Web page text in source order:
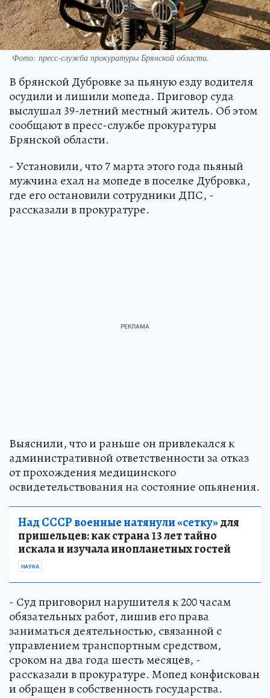
Фото: пресс-служба прокуратуры Брянской области.
В брянской Дубровке за пьяную езду водителя
осудили и лишили мопеда. Приговор суда
выслушал 39-летний местный житель. Об этом
сообщают в пресс-службе прокуратуры
Брянской области.
- Установили, что 7 марта этого года пьяный
мужчина ехал на мопеде в поселке Дубровка,
где его остановили сотрудники ДПС, -
рассказали в прокуратуре.
Выяснили, что и раньше он привлекался к
административной ответственности за отказ
от прохождения медицинского
освидетельствования на состояние опьянения.
Над СССР военные натянули «сетку»для
пришельцев: как страна 13 лет тайно
искала и изучала инопланетных гостей
НАУКА
- Суд приговорил нарушителя к 200 часам
обязательных работ, лишив его права
заниматься деятельностью, связанной с
управлением транспортным средством,
сроком на два года шесть месяцев, -
рассказали в прокуратуре. Мопед конфискован
и обращен в собственность государства.